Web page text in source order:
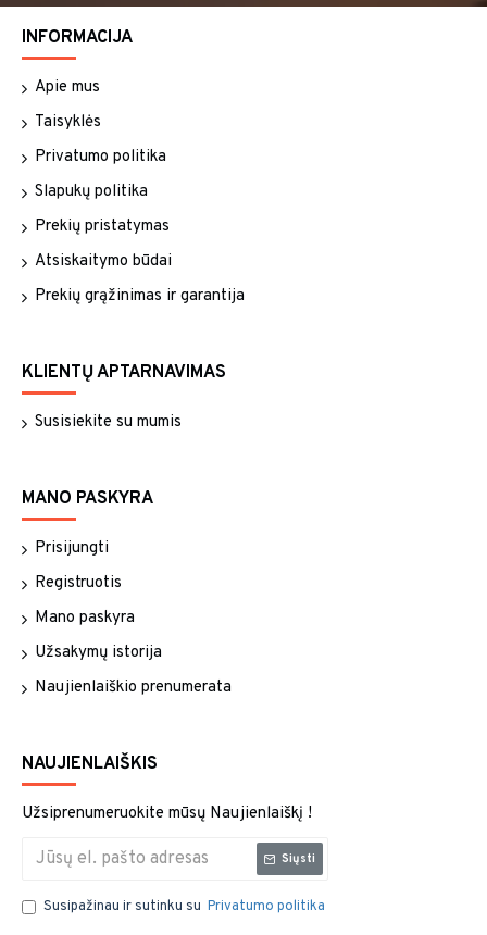
INFORMACIJA
Apie mus
Taisyklės
Privatumo politika
Slapukų politika
Prekių pristatymas
Atsiskaitymo būdai
Prekių grąžinimas ir garantija
KLIENTŲ APTARNAVIMAS
Susisiekite su mumis
MANO PASKYRA
Prisijungti
Registruotis
Mano paskyra
Užsakymų istorija
Naujienlaiškio prenumerata
NAUJIENLAIŠKIS
Užsiprenumeruokite mūsų Naujienlaiškį !
Siųsti
Susipažinau ir sutinku su Privatumo politika